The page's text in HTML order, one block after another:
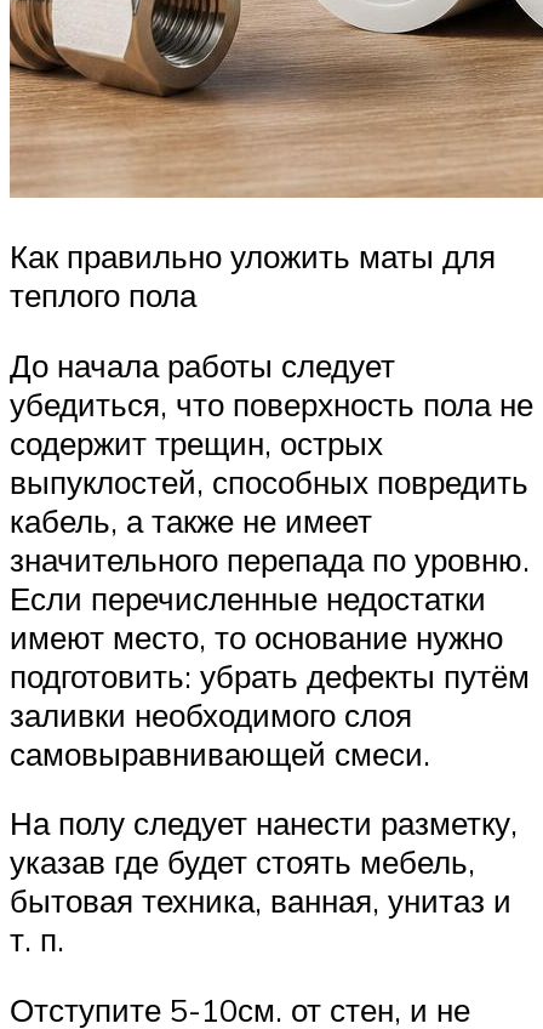
Как правильно уложить маты для
теплого пола
До начала работы следует
убедиться, что поверхность пола не
содержит трещин, острых
выпуклостей, способных повредить
кабель, а также не имеет
значительного перепада по уровню.
Если перечисленные недостатки
имеют место, то основание нужно
подготовить: убрать дефекты путём
заливки необходимого слоя
самовыравнивающей смеси.
На полу следует нанести разметку,
указав где будет стоять мебель,
бытовая техника, ванная, унитаз и
т. п.
Отступите 5-10см. от стен, и не